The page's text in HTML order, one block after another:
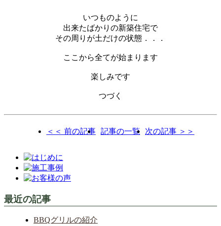
いつものように
出来たばかりの新築住宅で
その周りが土だけの状態．．．
ここから全てが始まります
楽しみです
つづく
＜＜ 前の記事 記事の一覧 次の記事 ＞＞
最近の記事
BBQグリルの紹介